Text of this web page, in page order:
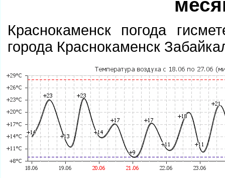
Краснокаменск погода
орода Краснокаменск